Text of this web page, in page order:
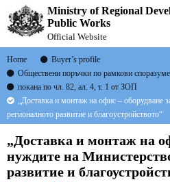
Ministry of Regional
Public Works
Official Website
Home
Buyer’s profile
Обществени поръчки по рамкови
покана по чл. 82, ал. 4, т. 1 от ЗОП
„Доставка и монтаж на офис – оборудване
регионалното развитие и благоустройството“
„Доставка и монтаж на
нуждите на
развитие и